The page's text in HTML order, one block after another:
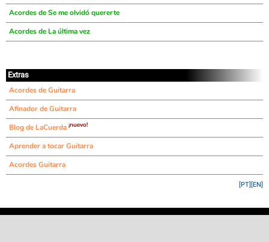
Acordes de Se me olvidó quererte
Acordes de La última vez
Extras
Acordes de Guitarra
Afinador de Guitarra
Blog de LaCuerda ¡nuevo!
Aprender a tocar Guitarra
Acordes Guitarra
[EN]
[PT]